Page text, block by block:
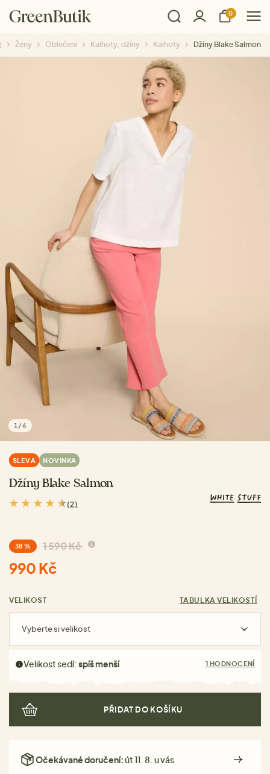
0
Ženy Oblečení Kalhoty, džíny Kalhoty Džíny Blake Salmon
1 /6
SLEVA NOVINKA
Džíny Blake Salmon
(2)
38 % 1 590 Kč
990 Kč
VELIKOST TABULKA VELIKOSTÍ
Vyberte si velikost
Velikost sedí:spíš menší 1 HODNOCENÍ
PŘIDAT DO KOŠÍKU
Očekávané doručení:út 11. 8. u vás